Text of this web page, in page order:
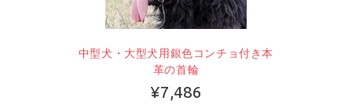
中型犬・大型犬用銀色コンチョ付き本
革の首輪
¥7,486